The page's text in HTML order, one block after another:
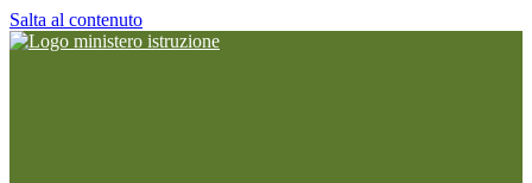
Salta al contenuto